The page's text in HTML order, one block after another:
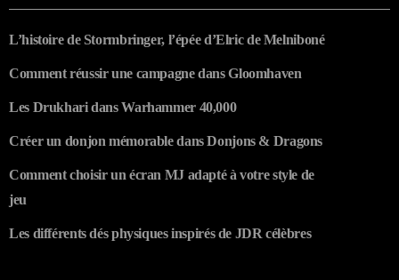
L’histoire de Stormbringer, l’épée d’Elric de Melniboné
Comment réussir une campagne dans Gloomhaven
Les Drukhari dans Warhammer 40,000
Créer un donjon mémorable dans Donjons & Dragons
Comment choisir un écran MJ adapté à votre style de
jeu
Les différents dés physiques inspirés de JDR célèbres